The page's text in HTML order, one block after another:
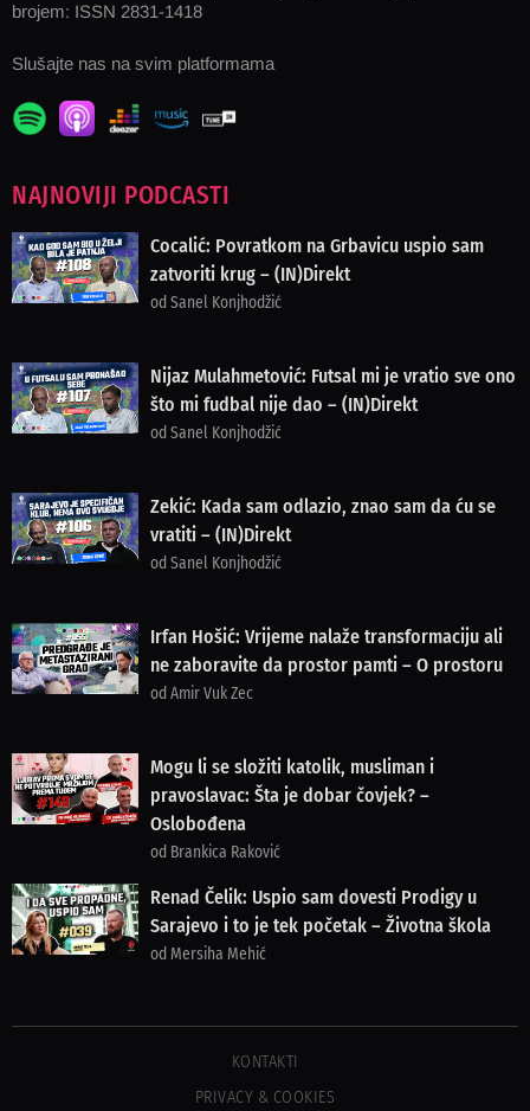
brojem: ISSN 2831-1418
Slušajte nas na svim platformama
NAJNOVIJI PODCASTI
Cocalić: Povratkom na Grbavicu uspio sam
zatvoriti krug – (IN)Direkt
od Sanel Konjhodžić
Nijaz Mulahmetović: Futsal mi je vratio sve ono
što mi fudbal nije dao – (IN)Direkt
od Sanel Konjhodžić
Zekić: Kada sam odlazio, znao sam da ću se
vratiti – (IN)Direkt
od Sanel Konjhodžić
Irfan Hošić: Vrijeme nalaže transformaciju ali
ne zaboravite da prostor pamti – O prostoru
od Amir Vuk Zec
Mogu li se složiti katolik, musliman i
pravoslavac: Šta je dobar čovjek? –
Oslobođena
od Brankica Raković
Renad Čelik: Uspio sam dovesti Prodigy u
Sarajevo i to je tek početak – Životna škola
od Mersiha Mehić
KONTAKTI
PRIVACY & COOKIES